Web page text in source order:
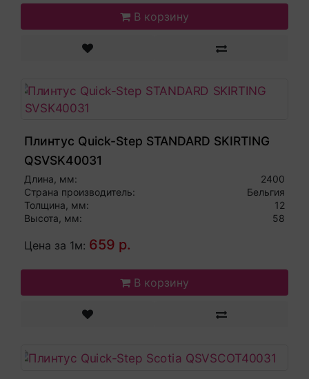
В корзину
Плинтус Quick-Step STANDARD SKIRTING
QSVSK40031
Длина, мм:
2400
Страна производитель:
Бельгия
Толщина, мм:
12
Высота, мм:
58
Цена за 1м: 659 р.
В корзину